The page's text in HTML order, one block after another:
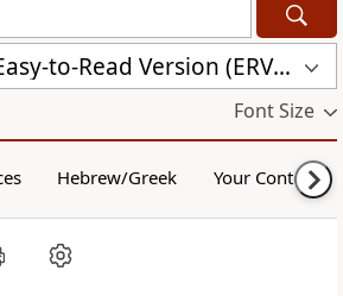
Punjabi Bible: Easy-to-Read Version (ERV-PA)
Font Size
Hebrew/Greek Your Content